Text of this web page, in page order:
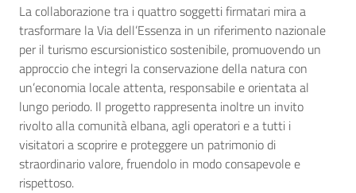
La collaborazione tra i quattro soggetti firmatari mira a
trasformare la Via dell’Essenza in un riferimento nazionale
per il turismo escursionistico sostenibile, promuovendo un
approccio che integri la conservazione della natura con
un’economia locale attenta, responsabile e orientata al
lungo periodo. Il progetto rappresenta inoltre un invito
rivolto alla comunità elbana, agli operatori e a tutti i
visitatori a scoprire e proteggere un patrimonio di
straordinario valore, fruendolo in modo consapevole e
rispettoso.